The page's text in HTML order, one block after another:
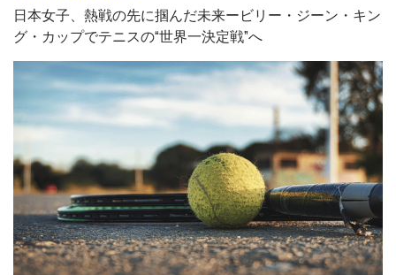
日本女子、熱戦の先に掴んだ未来ービリー・ジーン・キン
グ・カップでテニスの“世界一決定戦”へ